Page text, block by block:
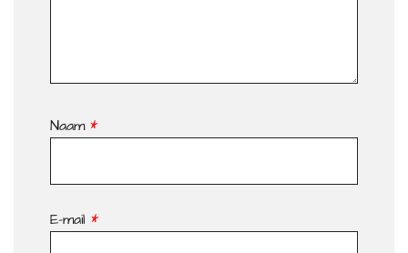
Naam *
E-mail *